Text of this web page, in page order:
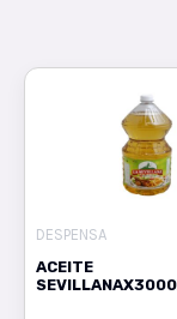
DESPENSA
ACEITE